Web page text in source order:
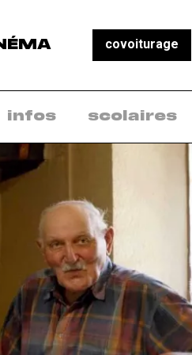
covoiturage
infos scolaires